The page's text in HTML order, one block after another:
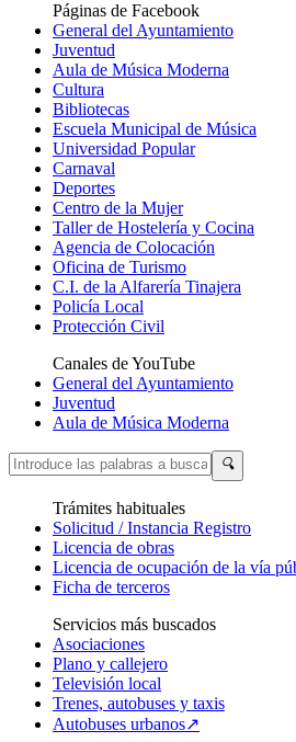
Páginas de Facebook
General del Ayuntamiento
Juventud
Aula de Música Moderna
Cultura
Bibliotecas
Escuela Municipal de Música
Universidad Popular
Carnaval
Deportes
Centro de la Mujer
Taller de Hostelería y Cocina
Agencia de Colocación
Oficina de Turismo
C.I. de la Alfarería Tinajera
Policía Local
Protección Civil
Canales de YouTube
General del Ayuntamiento
Juventud
Aula de Música Moderna
🔍
Trámites habituales
Solicitud / Instancia Registro
Licencia de obras
Licencia de ocupación de la vía
Ficha de terceros
Servicios más buscados
Asociaciones
Plano y callejero
Televisión local
Trenes, autobuses y taxis
Autobuses urbanos↗